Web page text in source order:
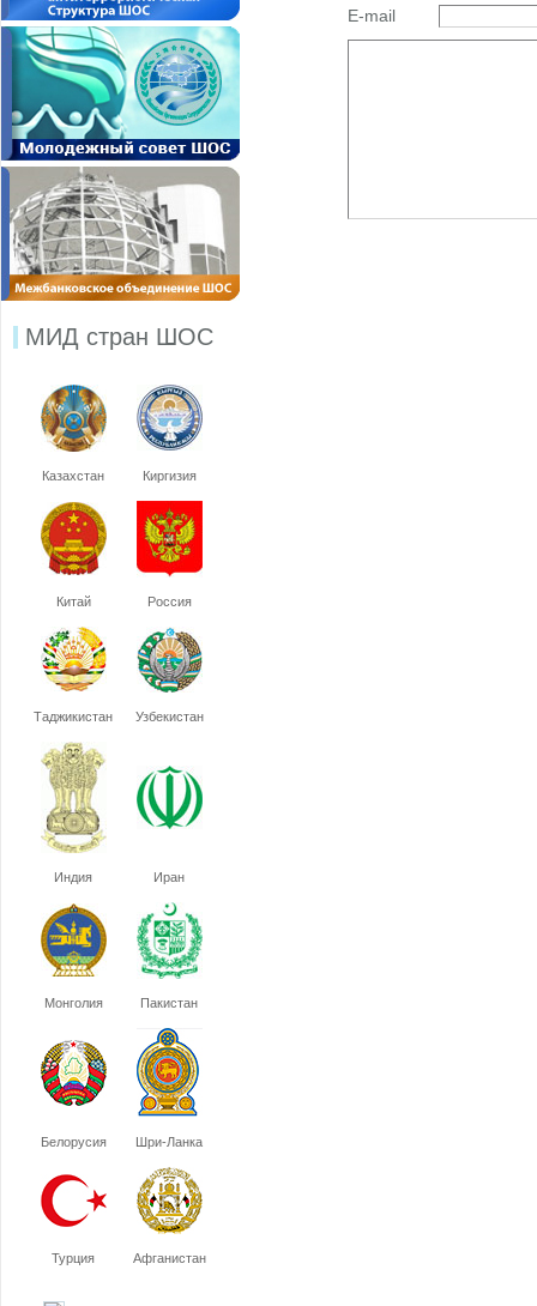
МИД стран ШОС
Казахстан Киргизия
Китай Россия
Таджикистан Узбекистан
Индия Иран
Монголия Пакистан
Белорусия Шри-Ланка
Турция Афганистан
E-mail